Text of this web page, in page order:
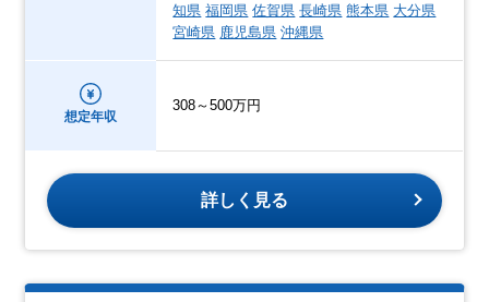
知県 福岡県 佐賀県 長崎県 熊本県 大分県
宮崎県 鹿児島県 沖縄県
想定年収
308～500万円
詳しく見る